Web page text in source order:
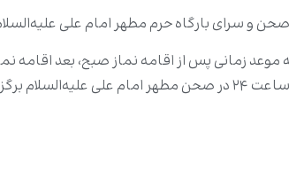
امام علی علیه‌السلام و بیش از ۶۰ مسجد و حسینیه سراسر نجف
زمانی پس از اقامه نماز صبح، بعد اقامه
نوجوانان است. علاوه‌بر جلسات ترتیل‌خوانی، محفل قرآنی ویژه‌ای نیز هر